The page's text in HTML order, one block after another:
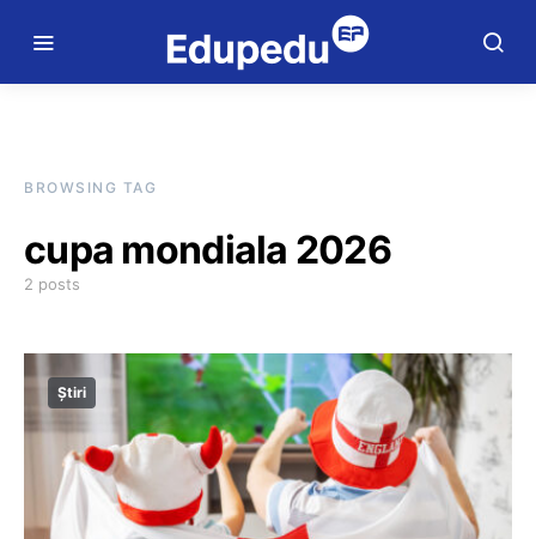
BROWSING TAG
cupa mondiala 2026
2 posts
Știri